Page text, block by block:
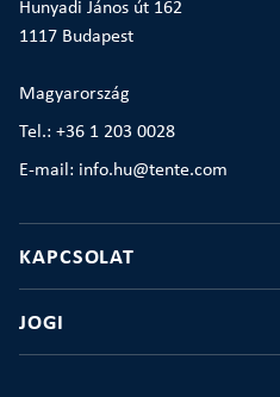
Hunyadi János út 162
1117 Budapest
Magyarország
Tel.: +36 1 203 0028
E-mail: info.hu@tente.com
KAPCSOLAT
JOGI